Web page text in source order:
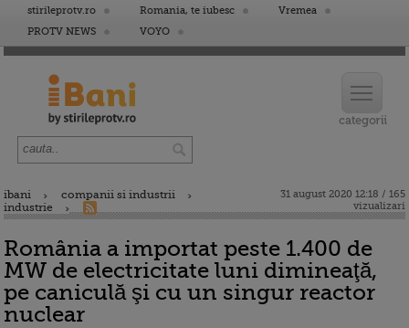
stirileprotv.ro Romania, te iubesc
Vremea
PROTV NEWS
VOYO
ibani
companii si industrii
industrie
31 august 2020 12:18 / 165
vizualizari
România a importat peste 1.400 de
MW de electricitate luni dimineaţă,
pe caniculă şi cu un singur reactor
nuclear